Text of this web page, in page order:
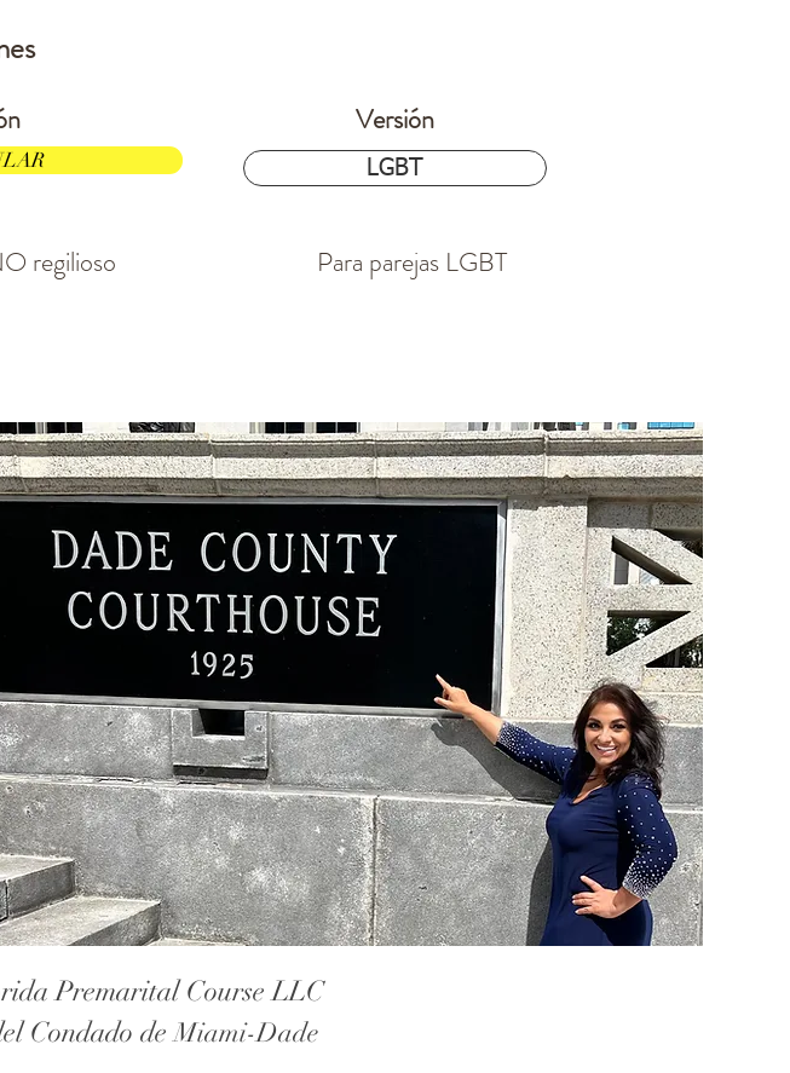
LGBT
Versión
regilioso Para parejas LGBT
Premarital Course LLC
Condado deMiami-Dade